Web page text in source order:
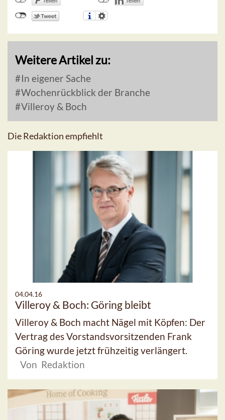
Weitere Artikel zu:
In eigener Sache
Wochenrückblick der Branche
Villeroy & Boch
Die Redaktion empfiehlt
04.04.16
Villeroy & Boch: Göring bleibt
Villeroy & Boch macht Nägel mit Köpfen: Der
Vertrag des Vorstandsvorsitzenden Frank
Göring wurde jetzt frühzeitig verlängert.
Von Redaktion